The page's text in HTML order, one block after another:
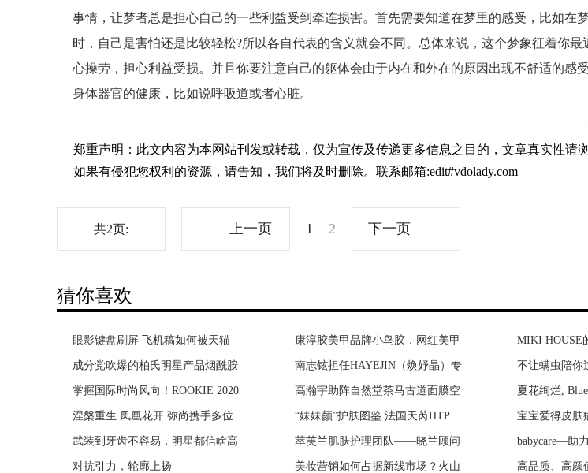
事情，让梦者总是担心自己的一些利益受到牵连损害。首先需要知道在梦里的感受，比如在
时，自己是害怕还是比较轻松?所以各自代表的含义就会不同。总体来说，这个梦象征着你最
心操劳，担心利益受损。并且你要注意自己的躯体会由于内在和外在的原因出现不舒适的感
身体器官的健康，比如说呼吸道或者心脏。
郑重声明： 此文内容为本网站刊发或转载，仅为宣传及传递更多信息之目的，文章真实性请
如果有侵犯您权利的资源，请告知，我们将及时删除。联系邮箱:edit#vdolady.com
共2页: 上一页 1 2 下一页
猜你喜欢
眼影键盘刷屏 飞机稿如何被天猫
成分党吹爆的柏氏明星产品烟酰胺
掌握国际时尚风向！ROOKIE 2020
涅槃重生 凤凰花开 弥尚携手多位
武装到牙齿不容易，明星都信啥高
对抗引力，轮廓上扬
康淳胶美甲品牌小鸟胶，网红美甲
南志铉担任HAYEJIN（焕妤晶）专
高瀚宇助阵自然堂茶马古道面膜空
“妹妹颜”护肤图鉴 法国天芮HTP
萃芙兰肌肤护理团队——晓兰顾问
美妆营销如何占据新线市场？火山
MIKI HOUSE
不让螨虫陪你
夏花绚烂,
宝宝爱得皮肤
babycare—助
高品质、高颜
SO COOL！东京香蕉蛋糕冻着吃，
抢占百城，亿路同行，燕太太集团
曝阿里香港二次上市 官方回应：
日本持刀伤人事件 15人被刺至少2
两女童疑触电身亡 阴雨天小区内
老人被卫生纸捂死 作案嫌犯是死
25届华鼎奖映射中华文化亚游之夜
第25届华鼎奖亚游之夜张艺兴喜获
亚游华鼎奖之夜盛大颁奖典礼郭富
花王『碧柔清爽湿巾(无香型)』&a
《无名卫士》央视八套开播 张晞
《无名卫士》央视八套将播 献礼
紫荆豪庭闹鬼
一个人要发财
鬼生活在哪里
新房子没搬家
如何判断房子
为什么说养猫